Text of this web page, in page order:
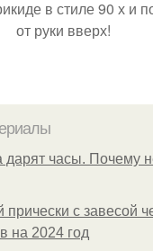
в стиле 90 х и
от руки вверх!
дарят часы. Почему
с завесой
на 2024 год